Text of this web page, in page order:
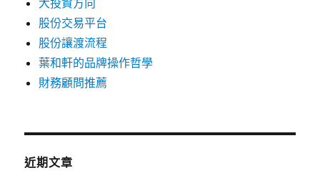
大投資方向
股份交易平台
股份讓渡流程
葉和軒的品牌操作哲學
財務顧問推薦
近期文章